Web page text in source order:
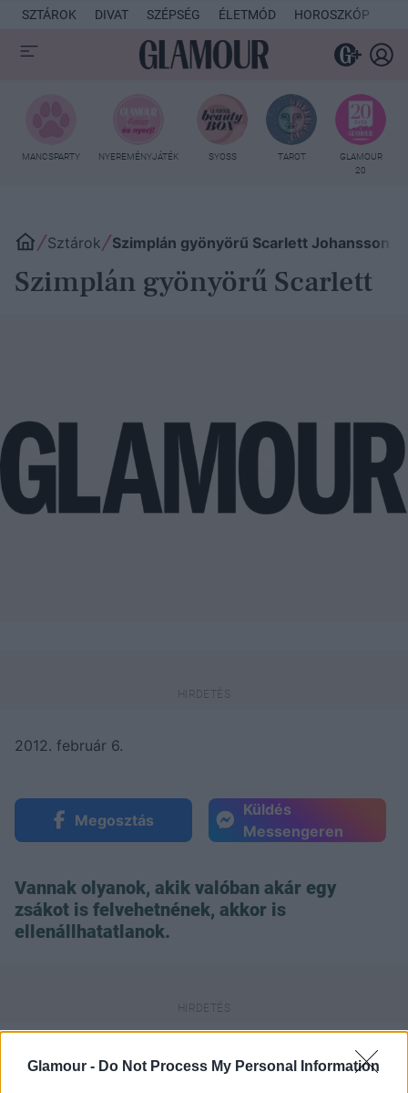
Glamour - Do Not Process My Personal Information
SZTÁROK DIVAT SZÉPSÉG ÉLETMÓD HOROSZKÓP
MANCSPARTY NYEREMÉNYJÁTÉK SYOSS TAROT
GLAMOUR
20
Sztárok Szimplán gyönyörű Scarlett Johansson
Szimplán gyönyörű Scarlett
2012. február 6.
Megosztás
Küldés
Messengeren
Vannak olyanok, akik valóban akár egy
zsákot is felvehetnének, akkor is
ellenállhatatlanok.
Scarlett Johansson ebbe a típusba sorolható,